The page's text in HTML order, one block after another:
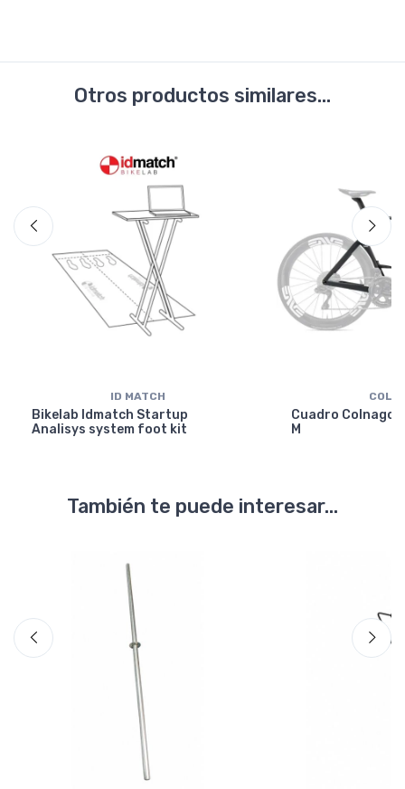
Otros productos similares...
ID MATCH
Bikelab Idmatch Startup
Analisys system foot kit
Cuadro Colnago
M
También te puede interesar...